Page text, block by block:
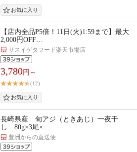
【店内全品P5倍！11日(火)1:59まで】最大
2,000円OFF…
サスイゲタフード楽天市場店
3,780円～
(12)
長崎県産 旬アジ（ときあじ）一夜干
し 80g×3尾×…
豊洲からの直送便